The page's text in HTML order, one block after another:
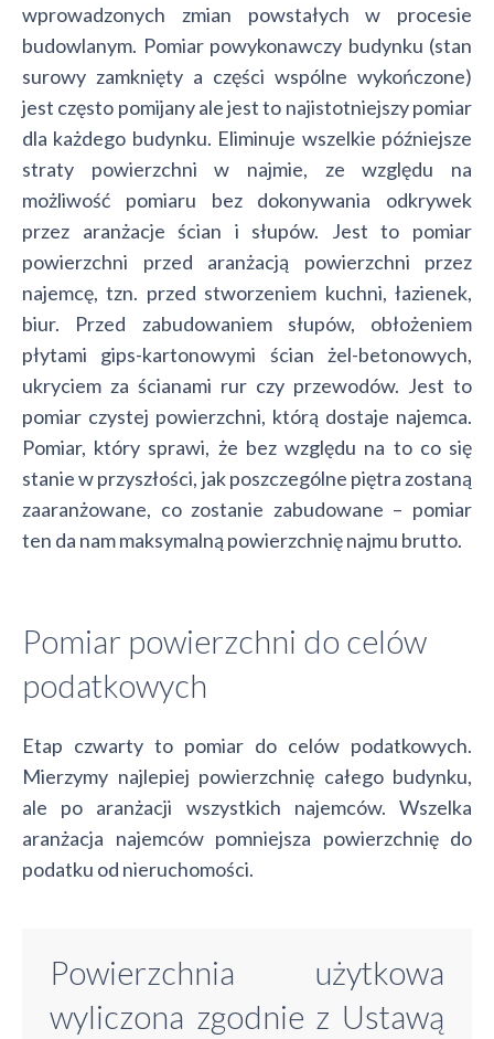
wprowadzonych zmian powstałych w procesie
budowlanym. Pomiar powykonawczy budynku (stan
surowy zamknięty a części wspólne wykończone)
jest często pomijany ale jest to najistotniejszy pomiar
dla każdego budynku. Eliminuje wszelkie późniejsze
straty powierzchni w najmie, ze względu na
możliwość pomiaru bez dokonywania odkrywek
przez aranżacje ścian i słupów. Jest to pomiar
powierzchni przed aranżacją powierzchni przez
najemcę, tzn. przed stworzeniem kuchni, łazienek,
biur. Przed zabudowaniem słupów, obłożeniem
płytami gips-kartonowymi ścian żel-betonowych,
ukryciem za ścianami rur czy przewodów. Jest to
pomiar czystej powierzchni, którą dostaje najemca.
Pomiar, który sprawi, że bez względu na to co się
stanie w przyszłości, jak poszczególne piętra zostaną
zaaranżowane, co zostanie zabudowane – pomiar
ten da nam maksymalną powierzchnię najmu brutto.
Pomiar powierzchni do celów
podatkowych
Etap czwarty to pomiar do celów podatkowych.
Mierzymy najlepiej powierzchnię całego budynku,
ale po aranżacji wszystkich najemców. Wszelka
aranżacja najemców pomniejsza powierzchnię do
podatku od nieruchomości.
Powierzchnia użytkowa
wyliczona zgodnie z Ustawą